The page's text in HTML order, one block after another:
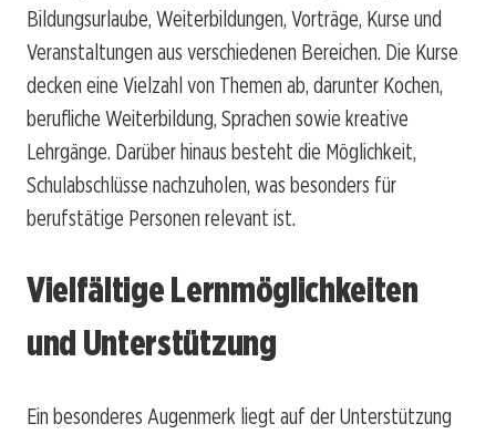
Bildungsurlaube, Weiterbildungen, Vorträge, Kurse und
Veranstaltungen aus verschiedenen Bereichen. Die Kurse
decken eine Vielzahl von Themen ab, darunter Kochen,
berufliche Weiterbildung, Sprachen sowie kreative
Lehrgänge. Darüber hinaus besteht die Möglichkeit,
Schulabschlüsse nachzuholen, was besonders für
berufstätige Personen relevant ist.
Vielfältige Lernmöglichkeiten
und Unterstützung
Ein besonderes Augenmerk liegt auf der Unterstützung